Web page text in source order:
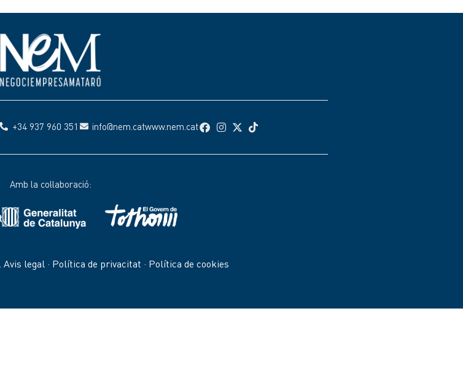
+34 937 960 351 info@nem.catwww.nem.cat
Amb la col·laboració:
Avis legal · Política de privacitat · Política de cookies